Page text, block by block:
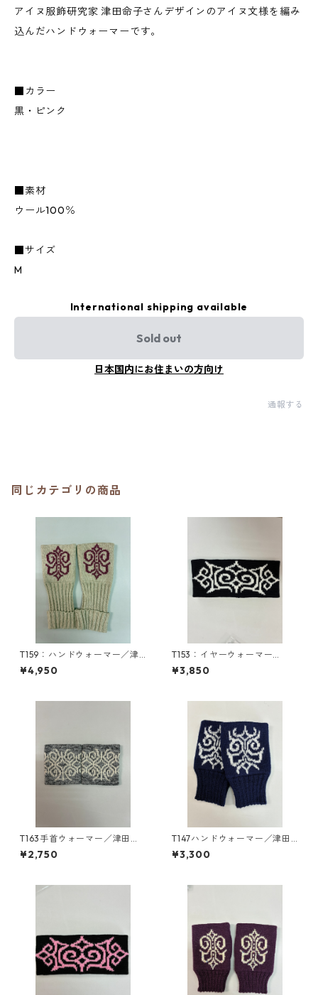
アイヌ服飾研究家 津田命子さんデザインのアイヌ文様を編み
込んだハンドウォーマーです。
■カラー
黒・ピンク
■素材
ウール100％
■サイズ
M
International shipping available
Sold out
日本国内にお住まいの方向け
通報する
同じカテゴリの商品
T159：ハンドウォーマー／津
田命子デザインアイヌ文様編
み込みハンドウォーマー
¥4,950
T153：イヤーウォーマー
（M）／津田命子デザインアイ
ヌ文様編み込みイヤーウォー
¥3,850
T163手首ウォーマー／津田命
子デザインアイヌ文様編み込
み手首ウォーマー
¥2,750
T147ハンドウォーマー／津田
命子デザインアイヌ文様編み
込みハンドウォーマー
¥3,300